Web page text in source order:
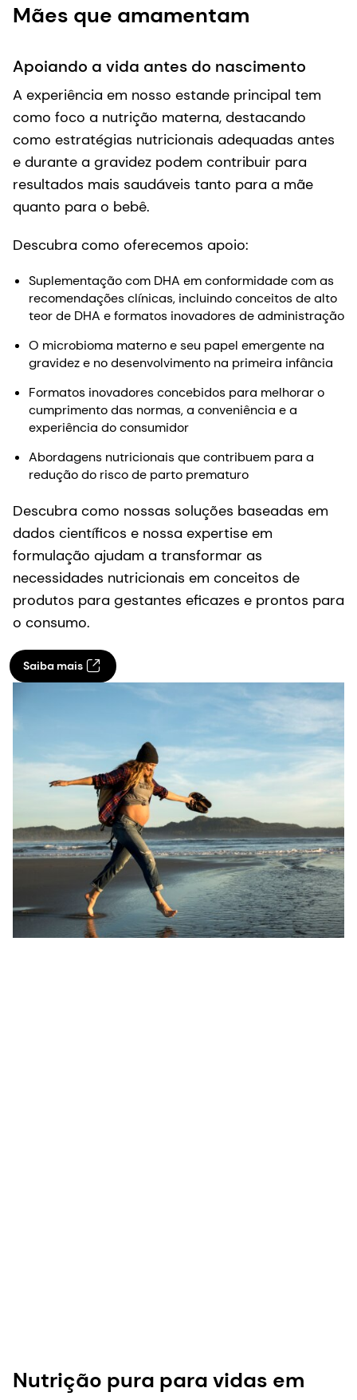
Mães que amamentam
Apoiando a vida antes do nascimento
A experiência em nosso estande principal tem
como foco a nutrição materna, destacando
como estratégias nutricionais adequadas antes
e durante a gravidez podem contribuir para
resultados mais saudáveis tanto para a mãe
quanto para o bebê.
Descubra como oferecemos apoio:
Suplementação com DHA em conformidade com as
recomendações clínicas, incluindo conceitos de alto
teor de DHA e formatos inovadores de administração
O microbioma materno e seu papel emergente na
gravidez e no desenvolvimento na primeira infância
Formatos inovadores concebidos para melhorar o
cumprimento das normas, a conveniência e a
experiência do consumidor
Abordagens nutricionais que contribuem para a
redução do risco de parto prematuro
Descubra como nossas soluções baseadas em
dados científicos e nossa expertise em
formulação ajudam a transformar as
necessidades nutricionais em conceitos de
produtos para gestantes eficazes e prontos para
o consumo.
Saiba mais